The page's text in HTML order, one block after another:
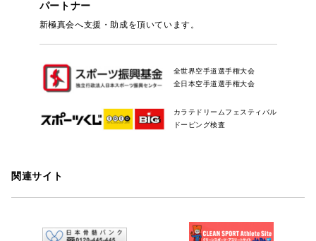
パートナー
新極真会へ支援・助成を頂いています。
全世界空手道選手権大会
全日本空手道選手権大会
カラテドリームフェスティバル
ドーピング検査
関連サイト